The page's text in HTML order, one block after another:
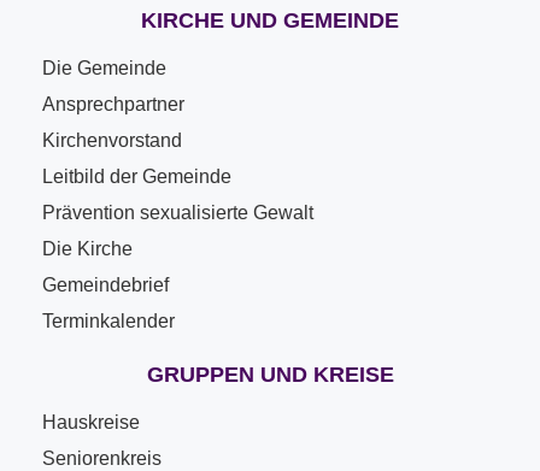
KIRCHE UND GEMEINDE
Die Gemeinde
Ansprechpartner
Kirchenvorstand
Leitbild der Gemeinde
Prävention sexualisierte Gewalt
Die Kirche
Gemeindebrief
Terminkalender
GRUPPEN UND KREISE
Hauskreise
Seniorenkreis